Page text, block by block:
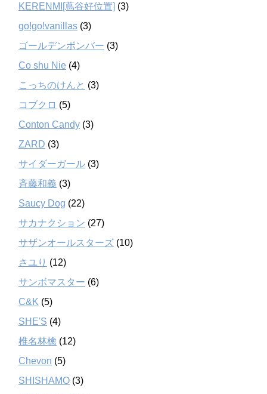
KERENMI[蔦谷好位置] (3)
go!go!vanillas (3)
ゴールデンボンバー (3)
Co shu Nie (4)
こっちのけんと (3)
コブクロ (5)
Conton Candy (3)
ZARD (3)
サイダーガール (3)
斉藤和義 (3)
Saucy Dog (22)
サカナクション (27)
サザンオールスターズ (10)
さユり (12)
サンボマスター (6)
C&K (5)
SHE'S (4)
椎名林檎 (12)
Chevon (5)
SHISHAMO (3)